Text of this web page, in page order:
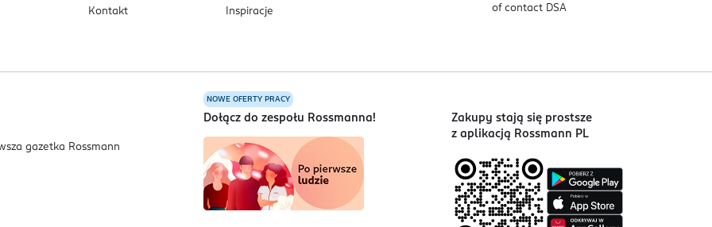
Kontakt
Inspiracje
of contact DSA
NOWE OFERTY PRACY
Dołącz do zespołu Rossmanna!
Zakupy stają się prostsze
z aplikacją Rossmann PL